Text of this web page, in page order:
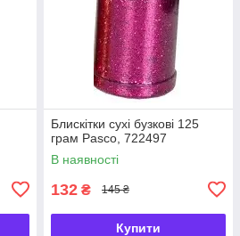
Блискітки сухі бузкові 125
грам Pasco, 722497
В наявності
132 ₴ 145 ₴
Купити